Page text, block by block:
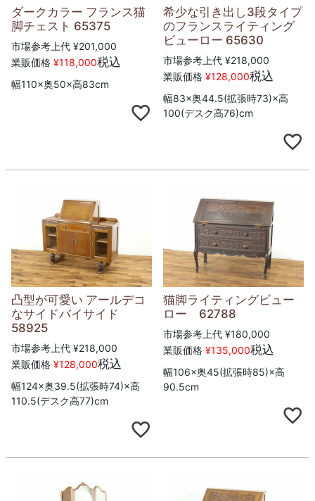
ダークカラー フランス猫
脚チェスト 65375
市場参考上代 ¥201,000
業販価格 ¥118,000税込
幅110×奥50×高83cm
希少な引き出し3段タイプ
のフランスライティング
ビューロー 65630
市場参考上代 ¥218,000
業販価格 ¥128,000税込
幅83×奥44.5(拡張時73)×高
100(デスク高76)cm
凸型が可愛い アールデコ
なサイドバイサイド
58925
市場参考上代 ¥218,000
業販価格 ¥128,000税込
幅124×奥39.5(拡張時74)×高
110.5(デスク高77)cm
猫脚ライティングビュー
ロー 62788
市場参考上代 ¥180,000
業販価格 ¥135,000税込
幅106×奥45(拡張時85)×高
90.5cm